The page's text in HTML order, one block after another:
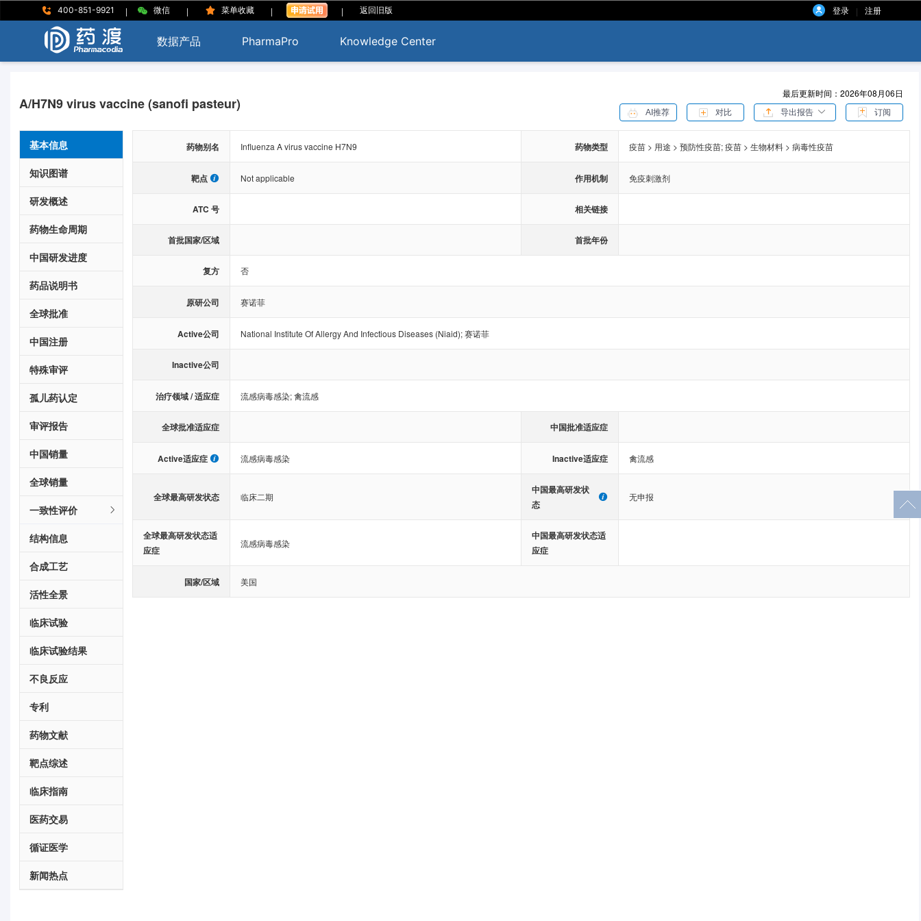
400-851-9921 | 微信 | 菜单收藏 | | 返回旧版 登录 | 注册
数据产品 PharmaPro Knowledge Center
A/H7N9 virus vaccine (sanofi pasteur)
最后更新时间：2026年08月06日
AI推荐 对比 导出报告 订阅
基本信息
知识图谱
研发概述
药物生命周期
中国研发进度
药品说明书
全球批准
中国注册
特殊审评
孤儿药认定
审评报告
中国销量
全球销量
一致性评价
结构信息
合成工艺
活性全景
临床试验
临床试验结果
不良反应
专利
药物文献
靶点综述
临床指南
医药交易
循证医学
新闻热点
药物别名 Influenza A virus vaccine H7N9 药物类型 疫苗 > 用途 > 预防性疫苗;疫苗 > 生物材料 > 病毒性疫苗
靶点 Not applicable 作用机制 免疫刺激剂
ATC 号 相关链接
首批国家/区域 首批年份
复方 否
原研公司 赛诺菲
Active公司 National Institute Of Allergy And Infectious Diseases (Niaid);赛诺菲
Inactive公司
治疗领域 / 适应症 流感病毒感染;禽流感
全球批准适应症 中国批准适应症
Active适应症 流感病毒感染 Inactive适应症 禽流感
全球最高研发状态 临床二期
中国最高研发状
态
无申报
全球最高研发状态适
应症
流感病毒感染
中国最高研发状态适
应症
国家/区域 美国